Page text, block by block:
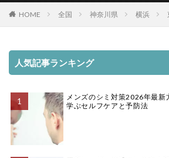
HOME 全国 神奈川県 横浜
人気記事ランキング
メンズのシミ対策2026年最新
学ぶセルフケアと予防法